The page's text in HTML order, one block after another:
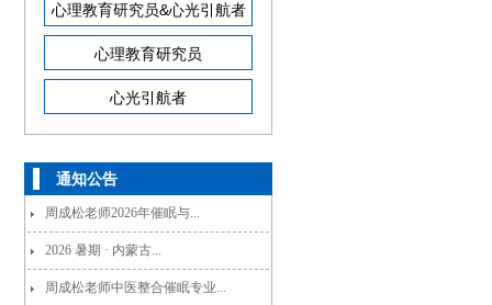
心理教育研究员&心光引航者
心理教育研究员
心光引航者
通知公告
周成松老师2026年催眠与...
2026 暑期 · 内蒙古...
周成松老师中医整合催眠专业...